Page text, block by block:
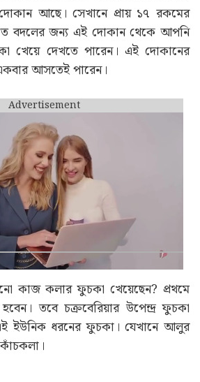
আছে। সেখানে প্রায় ১৭ রকমের
বদলের জন্য এই দোকান থেকে আপনি
খেয়ে দেখতে পারেন। এই দোকানের
আসতেই পারেন।
Advertisement
কাজ কলার ফুচকা খেয়েছেন? প্রথমে
তবে চক্রবেরিয়ার উপেন্দ্র ফুচকা
ইউনিক ধরনের ফুচকা। যেখানে আলুর